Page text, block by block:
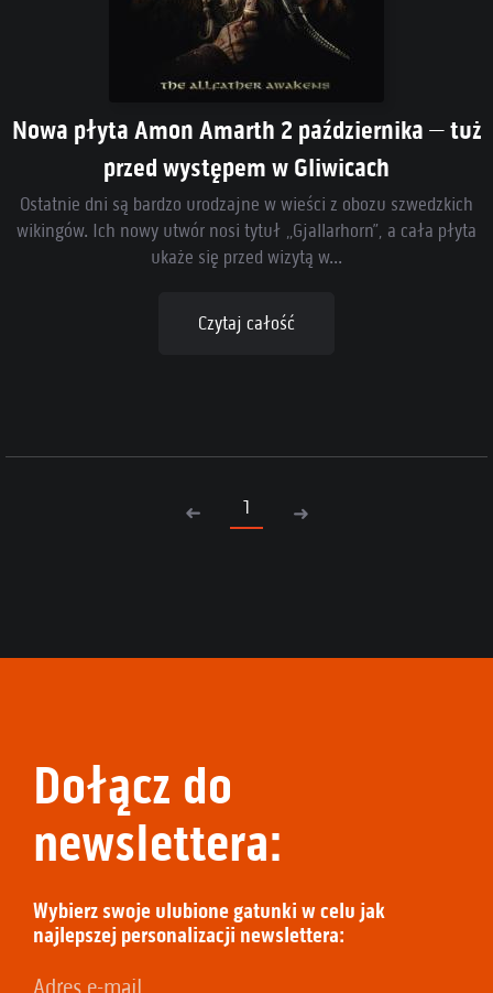
Nowa płyta Amon Amarth 2 października – tuż
przed występem w Gliwicach
Ostatnie dni są bardzo urodzajne w wieści z obozu szwedzkich
wikingów. Ich nowy utwór nosi tytuł „Gjallarhorn”, a cała płyta
ukaże się przed wizytą w...
Czytaj całość
1
Dołącz do
newslettera:
Wybierz swoje ulubione gatunki w celu jak
najlepszej personalizacji newslettera: